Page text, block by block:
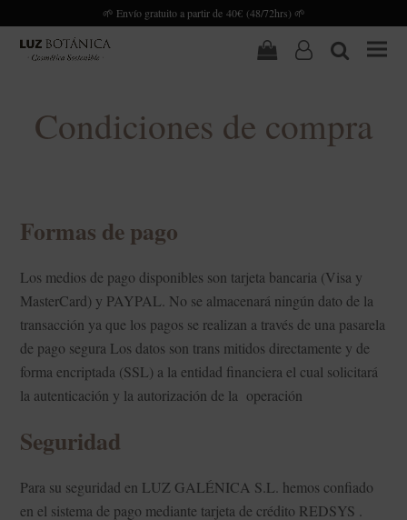
🌱 Envío gratuito a partir de 40€ (48/72hrs) 🌱
Carritouser-search
Condiciones de compra
Formas de pago
Los medios de pago disponibles son tarjeta bancaria (Visa y
MasterCard) y PAYPAL. No se almacenará ningún dato de la
transacción ya que los pagos se realizan a través de una pasarela
de pago segura Los datos son trans mitidos directamente y de
forma encriptada (SSL) a la entidad financiera el cual solicitará
la autenticación y la autorización de la operación
Seguridad
Para su seguridad en LUZ GALÉNICA S.L. hemos confiado
en el sistema de pago mediante tarjeta de crédito REDSYS .